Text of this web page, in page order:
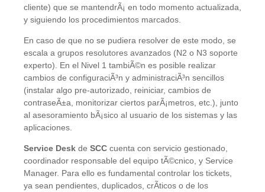
cliente) que se mantendrÃ¡ en todo momento actualizada,
y siguiendo los procedimientos marcados.
En caso de que no se pudiera resolver de este modo, se
escala a grupos resolutores avanzados (N2 o N3 soporte
experto). En el Nivel 1 tambiÃ©n es posible realizar
cambios de configuraciÃ³n y administraciÃ³n sencillos
(instalar algo pre-autorizado, reiniciar, cambios de
contraseÃ±a, monitorizar ciertos parÃ¡metros, etc.), junto
al asesoramiento bÃ¡sico al usuario de los sistemas y las
aplicaciones.
Service Desk de SCC cuenta con servicio gestionado,
coordinador responsable del equipo tÃ©cnico, y Service
Manager. Para ello es fundamental controlar los tickets,
ya sean pendientes, duplicados, crÃ­ticos o de los